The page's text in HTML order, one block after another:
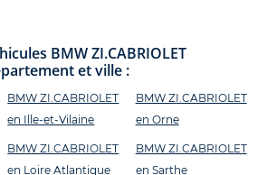
BMW ZI.CABRIOLET
et ville :
BMW ZI.CABRIOLET
en Ille-et-Vilaine
BMW ZI.CABRIOLET
en Loire Atlantique
BMW ZI.CABRIOLET
en Orne
BMW ZI.CABRIOLET
en Sarthe